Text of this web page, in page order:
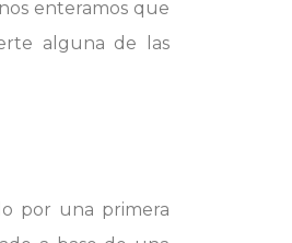
enteramos que
alguna de las
por una primera